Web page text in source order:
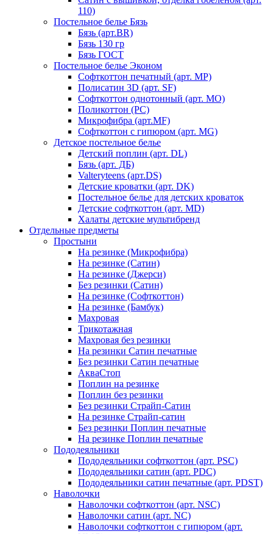
110)
Постельное белье Бязь
Бязь (арт.BR)
Бязь 130 гр
Бязь ГОСТ
Постельное белье Эконом
Софткоттон печатный (арт. MР)
Полисатин 3D (арт. SF)
Софткоттон однотонный (арт. MO)
Поликоттон (PC)
Микрофибра (арт.MF)
Софткоттон с гипюром (арт. MG)
Детское постельное белье
Детский поплин (арт. DL)
Бязь (арт. ДБ)
Valteryteens (арт.DS)
Детские кроватки (арт. DK)
Постельное белье для детских кроваток
Детские софткоттон (арт. MD)
Халаты детские мультибренд
Отдельные предметы
Простыни
На резинке (Микрофибра)
На резинке (Сатин)
На резинке (Джерси)
Без резинки (Сатин)
На резинке (Софткоттон)
На резинке (Бамбук)
Махровая
Трикотажная
Махровая без резинки
На резинки Сатин печатные
Без резинки Сатин печатные
АкваСтоп
Поплин на резинке
Поплин без резинки
Без резинки Страйп-Сатин
На резинке Страйп-сатин
Без резинки Поплин печатные
На резинке Поплин печатные
Пододеяльники
Пододеяльники софткоттон (арт. PSC)
Пододеяльники сатин (арт. PDC)
Пододеяльники сатин печатные (арт. PDST)
Наволочки
Наволочки софткоттон (арт. NSC)
Наволочки сатин (арт. NC)
Наволочки софткоттон с гипюром (арт.